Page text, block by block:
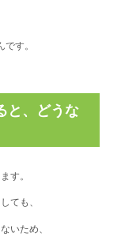
す。
と、どうな
す。
ても、
いため、